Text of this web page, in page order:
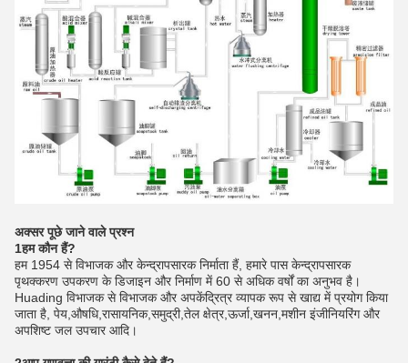
अक्सर पूछे जाने वाले प्रश्न
1हम कौन हैं?
हम 1954 से विभाजक और केन्द्रापसारक निर्माता हैं, हमारे पास केन्द्रापसारक
पृथक्करण उपकरण के डिजाइन और निर्माण में 60 से अधिक वर्षों का अनुभव है।
Huading विभाजक से विभाजक और अपकेंद्रित्र व्यापक रूप से खाद्य में प्रयोग किया
जाता है, पेय,औषधि,रासायनिक,समुद्री,तेल क्षेत्र,ऊर्जा,खनन,मशीन इंजीनियरिंग और
अपशिष्ट जल उपचार आदि।